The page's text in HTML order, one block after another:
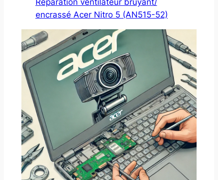
Réparation ventilateur bruyant/
encrassé Acer Nitro 5 (AN515-52)